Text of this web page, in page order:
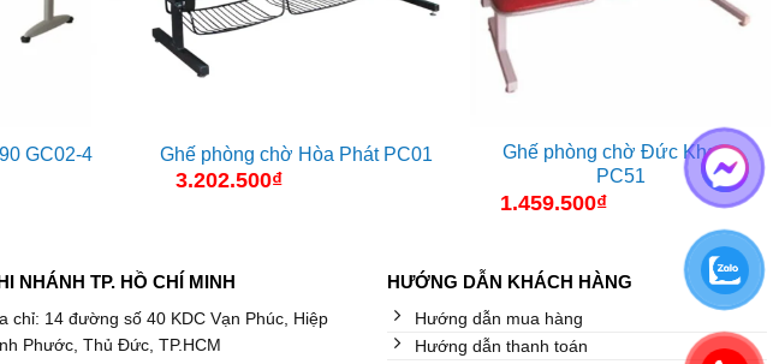
GC02-4 Ghế phòng chờ Hòa Phát PC01
3.202.500₫
Ghế phòng chờ Đức Khang
PC51
1.459.500₫
NHÁNH TP. HỒ CHÍ MINH
chỉ: 14 đường số 40 KDC Vạn Phúc, Hiệp
Phước, Thủ Đức, TP.HCM
HƯỚNG DẪN KHÁCH HÀNG
Hướng dẫn mua hàng
Hướng dẫn thanh toán